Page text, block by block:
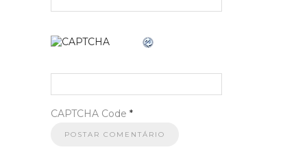
CAPTCHA Code *